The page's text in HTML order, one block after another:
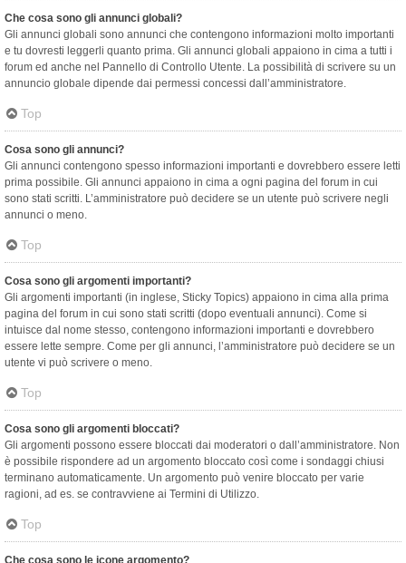
Che cosa sono gli annunci globali?
Gli annunci globali sono annunci che contengono informazioni molto importanti
e tu dovresti leggerli quanto prima. Gli annunci globali appaiono in cima a tutti i
forum ed anche nel Pannello di Controllo Utente. La possibilità di scrivere su un
annuncio globale dipende dai permessi concessi dall’amministratore.
Top
Cosa sono gli annunci?
Gli annunci contengono spesso informazioni importanti e dovrebbero essere letti
prima possibile. Gli annunci appaiono in cima a ogni pagina del forum in cui
sono stati scritti. L’amministratore può decidere se un utente può scrivere negli
annunci o meno.
Top
Cosa sono gli argomenti importanti?
Gli argomenti importanti (in inglese, Sticky Topics) appaiono in cima alla prima
pagina del forum in cui sono stati scritti (dopo eventuali annunci). Come si
intuisce dal nome stesso, contengono informazioni importanti e dovrebbero
essere lette sempre. Come per gli annunci, l’amministratore può decidere se un
utente vi può scrivere o meno.
Top
Cosa sono gli argomenti bloccati?
Gli argomenti possono essere bloccati dai moderatori o dall’amministratore. Non
è possibile rispondere ad un argomento bloccato così come i sondaggi chiusi
terminano automaticamente. Un argomento può venire bloccato per varie
ragioni, ad es. se contravviene ai Termini di Utilizzo.
Top
Che cosa sono le icone argomento?